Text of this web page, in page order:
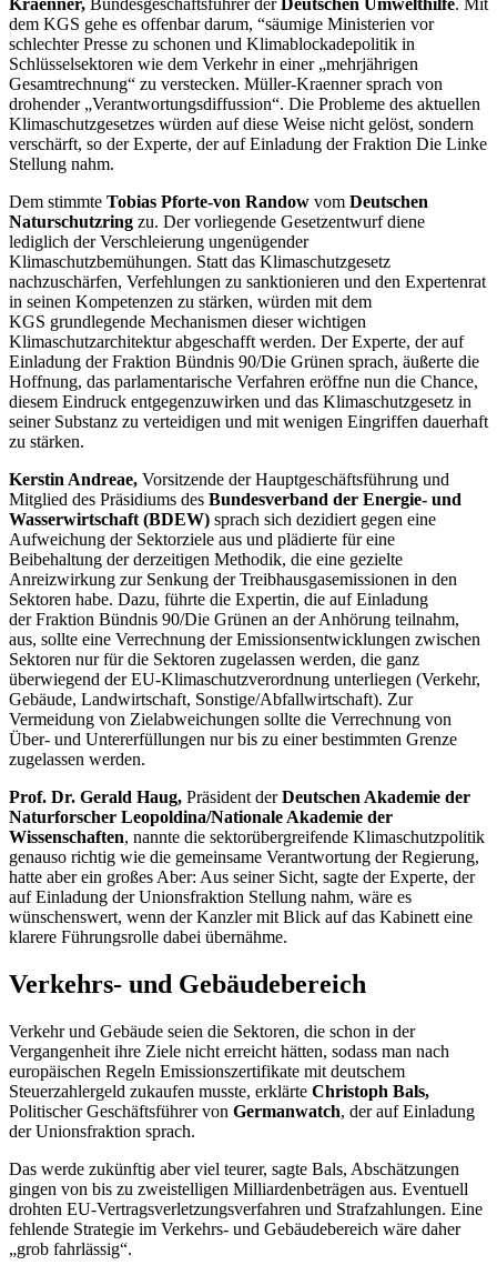
Kraenner, Bundesgeschäftsführer der Deutschen Umwelthilfe. Mit
dem KGS gehe es offenbar darum, “säumige Ministerien vor
schlechter Presse zu schonen und Klimablockadepolitik in
Schlüsselsektoren wie dem Verkehr in einer „mehrjährigen
Gesamtrechnung“ zu verstecken. Müller-Kraenner sprach von
drohender „Verantwortungsdiffussion“. Die Probleme des aktuellen
Klimaschutzgesetzes würden auf diese Weise nicht gelöst, sondern
verschärft, so der Experte, der auf Einladung der Fraktion Die Linke
Stellung nahm.
Dem stimmte Tobias Pforte-von Randow vom Deutschen
Naturschutzring zu. Der vorliegende Gesetzentwurf diene
lediglich der Verschleierung ungenügender
Klimaschutzbemühungen. Statt das Klimaschutzgesetz
nachzuschärfen, Verfehlungen zu sanktionieren und den Expertenrat
in seinen Kompetenzen zu stärken, würden mit dem
KGS grundlegende Mechanismen dieser wichtigen
Klimaschutzarchitektur abgeschafft werden. Der Experte, der auf
Einladung der Fraktion Bündnis 90/Die Grünen sprach, äußerte die
Hoffnung, das parlamentarische Verfahren eröffne nun die Chance,
diesem Eindruck entgegenzuwirken und das Klimaschutzgesetz in
seiner Substanz zu verteidigen und mit wenigen Eingriffen dauerhaft
zu stärken.
Kerstin Andreae, Vorsitzende der Hauptgeschäftsführung und
Mitglied des Präsidiums des Bundesverband der Energie- und
Wasserwirtschaft (BDEW) sprach sich dezidiert gegen eine
Aufweichung der Sektorziele aus und plädierte für eine
Beibehaltung der derzeitigen Methodik, die eine gezielte
Anreizwirkung zur Senkung der Treibhausgasemissionen in den
Sektoren habe. Dazu, führte die Expertin, die auf Einladung
der Fraktion Bündnis 90/Die Grünen an der Anhörung teilnahm,
aus, sollte eine Verrechnung der Emissionsentwicklungen zwischen
Sektoren nur für die Sektoren zugelassen werden, die ganz
überwiegend der EU-Klimaschutzverordnung unterliegen (Verkehr,
Gebäude, Landwirtschaft, Sonstige/Abfallwirtschaft). Zur
Vermeidung von Zielabweichungen sollte die Verrechnung von
Über- und Untererfüllungen nur bis zu einer bestimmten Grenze
zugelassen werden.
Prof. Dr. Gerald Haug, Präsident derDeutschen Akademie der
Naturforscher Leopoldina/Nationale Akademie der
Wissenschaften, nannte die sektorübergreifende Klimaschutzpolitik
genauso richtig wie die gemeinsame Verantwortung der Regierung,
hatte aber ein großes Aber: Aus seiner Sicht, sagte der Experte, der
auf Einladung der Unionsfraktion Stellung nahm, wäre es
wünschenswert, wenn der Kanzler mit Blick auf das Kabinett eine
klarere Führungsrolle dabei übernähme.
Verkehrs- und Gebäudebereich
Verkehr und Gebäude seien die Sektoren, die schon in der
Vergangenheit ihre Ziele nicht erreicht hätten, sodass man nach
europäischen Regeln Emissionszertifikate mit deutschem
Steuerzahlergeld zukaufen musste, erklärte Christoph Bals,
Politischer Geschäftsführer von Germanwatch, der auf Einladung
der Unionsfraktion sprach.
Das werde zukünftig aber viel teurer, sagte Bals, Abschätzungen
gingen von bis zu zweistelligen Milliardenbeträgen aus. Eventuell
drohten EU-Vertragsverletzungsverfahren und Strafzahlungen. Eine
fehlende Strategie im Verkehrs- und Gebäudebereich wäre daher
„grob fahrlässig“.